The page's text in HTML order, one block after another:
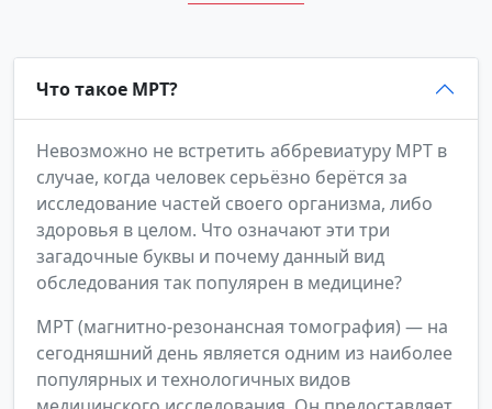
Что такое МРТ?
Невозможно не встретить аббревиатуру МРТ в
случае, когда человек серьёзно берётся за
исследование частей своего организма, либо
здоровья в целом. Что означают эти три
загадочные буквы и почему данный вид
обследования так популярен в медицине?
МРТ (магнитно-резонансная томография) — на
сегодняшний день является одним из наиболее
популярных и технологичных видов